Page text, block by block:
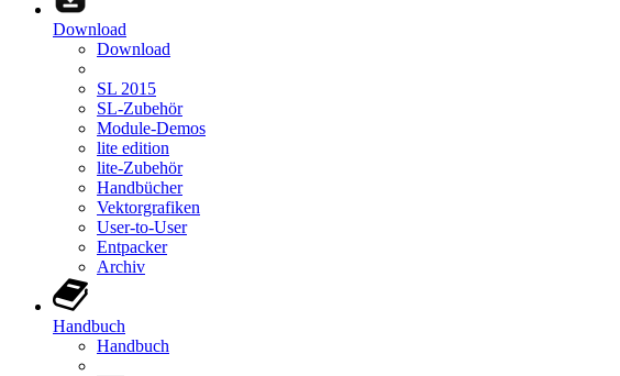
Download
Download
SL 2015
SL-Zubehör
Module-Demos
lite edition
lite-Zubehör
Handbücher
Vektorgrafiken
User-to-User
Entpacker
Archiv
Handbuch
Handbuch